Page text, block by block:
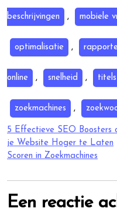
beschrijvingen , mobiele
optimalisatie ,
online , snelheid , titels
zoekmachines ,
5 Effectieve SEO Boosters
je Website Hoger te Laten
Scoren in Zoekmachines
Een reactie